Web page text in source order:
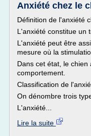
Anxiété chez le
Définition de l'anxiété
L'anxiété constitue un
L'anxiété peut être
mesure où la
Dans cet état, le
comportement.
Classification de
On dénombre trois
L'anxiété...
Lire la suite